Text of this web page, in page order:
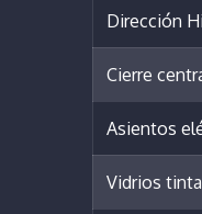
Dirección
Cierre
Asientos
Vidrios